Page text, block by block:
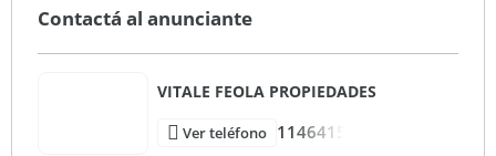
delantero
Contactá al anunciante
VITALE FEOLA PROPIEDADES
Ver teléfono 1146415